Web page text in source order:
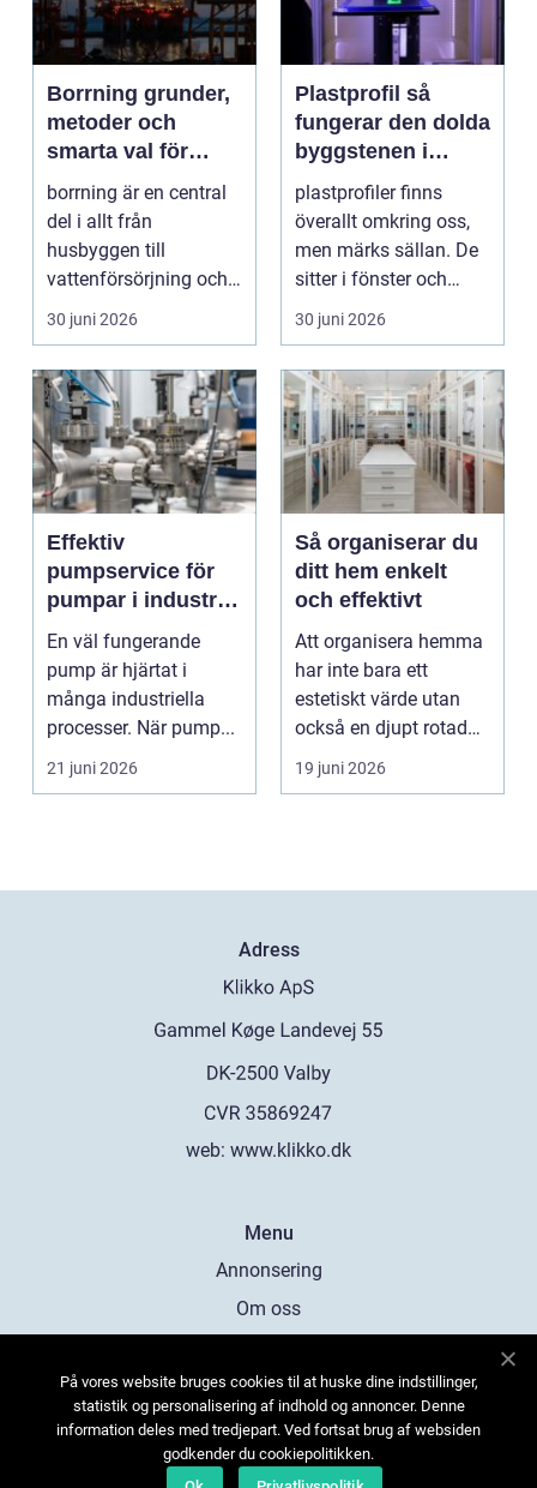
Borrning grunder,
metoder och
smarta val för
hållbara projekt
borrning är en central
del i allt från
husbyggen till
vattenförsörjning och
stora
infrastrukturproje...
30 juni 2026
Plastprofil så
fungerar den dolda
byggstenen i
modern industri
plastprofiler finns
överallt omkring oss,
men märks sällan. De
sitter i fönster och
dörrar, i kylskå...
30 juni 2026
Effektiv
pumpservice för
pumpar i industrin
– så undviker du
dyra driftstopp
En väl fungerande
pump är hjärtat i
många industriella
processer. När pump...
21 juni 2026
Så organiserar du
ditt hem enkelt
och effektivt
Att organisera hemma
har inte bara ett
estetiskt värde utan
också en djupt rotad
på...
19 juni 2026
Adress
web: www.klikko.dk
Menu
Annonsering
Om oss
Kontakta oss
Sitemap
På vores website bruges cookies til at huske dine indstillinger,
statistik og personalisering af indhold og annoncer. Denne
information deles med tredjepart. Ved fortsat brug af websiden
godkender du cookiepolitikken.